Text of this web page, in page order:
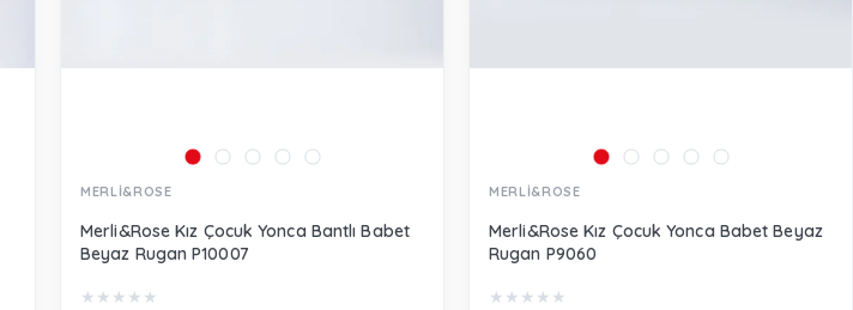
MERLİ&ROSE
Merli&Rose Kız Çocuk Yonca Bantlı Babet
Beyaz Rugan P10007
★ ★ ★ ★ ★
MERLİ&ROSE
Merli&Rose Kız Çocuk Yonca Babet Beyaz
Rugan P9060
★ ★ ★ ★ ★